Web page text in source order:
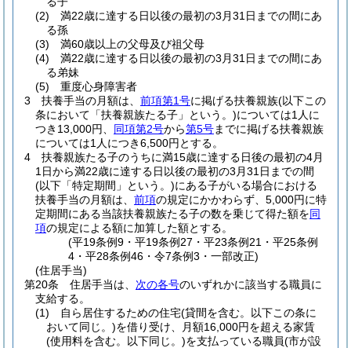
(2)
満22歳に達する日以後の最初の3月31日までの間にあ
る孫
(3)
満60歳以上の父母及び祖父母
(4)
満22歳に達する日以後の最初の3月31日までの間にあ
る弟妹
(5)
重度心身障害者
3
扶養手当の月額は、 前項第1号に掲げる扶養親族(以下この
条において「扶養親族たる子」という。)については1人に
つき13,000円、 同項第2号から第5号までに掲げる扶養親族
については1人につき6,500円とする。
4
扶養親族たる子のうちに満15歳に達する日後の最初の4月
1日から満22歳に達する日以後の最初の3月31日までの間
(以下「特定期間」という。)にある子がいる場合における
扶養手当の月額は、 前項の規定にかかわらず、5,000円に特
定期間にある当該扶養親族たる子の数を乗じて得た額を同
項の規定による額に加算した額とする。
(平19条例9・平19条例27・平23条例21・平25条例
4・平28条例46・令7条例3・一部改正)
(住居手当)
第20条
住居手当は、 次の各号のいずれかに該当する職員に
支給する。
(1)
自ら居住するための住宅(貸間を含む。以下この条に
おいて同じ。)を借り受け、月額16,000円を超える家賃
(使用料を含む。以下同じ。)を支払っている職員(市が設